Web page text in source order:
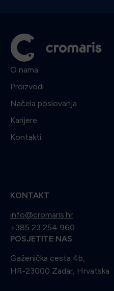
O nama
Proizvodi
Načela poslovanja
Karijere
Kontakti
KONTAKT
info@cromaris.hr
+385 23 254 960
POSJETITE NAS
Gaženička cesta 4b,
HR-23000 Zadar, Hrvatska